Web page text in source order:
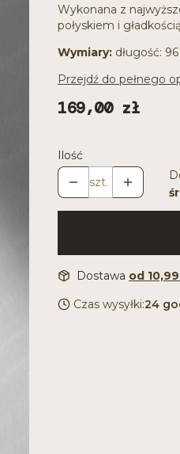
Wykonana z
połyskiem i
Wymiary: długość:
Przejdź do pełnego
Cena
169,00 zł
Ilość
szt.
Dostawa od 10,99
Czas wysyłki:24